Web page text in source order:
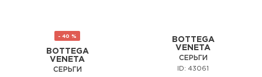
- 40 %
BOTTEGA
VENETA
СЕРЬГИ
BOTTEGA
VENETA
СЕРЬГИ
ID: 43061